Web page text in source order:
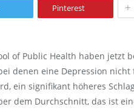
Pinterest +
of Public Health haben jetzt
denen eine Depression
ein signifikant höheres
dem Durchschnitt, das ist